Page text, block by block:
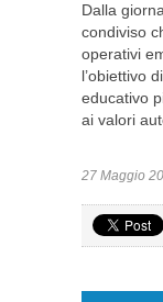
Dalla
condiviso
operativi
l’obiettivo
educativo
ai valori
27 Maggio